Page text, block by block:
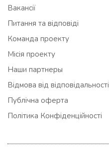
Вакансії
Питання та відповіді
Команда проекту
Місія проекту
Наши партнеры
Відмова від відповідальності
Публічна оферта
Політика Конфіденційності